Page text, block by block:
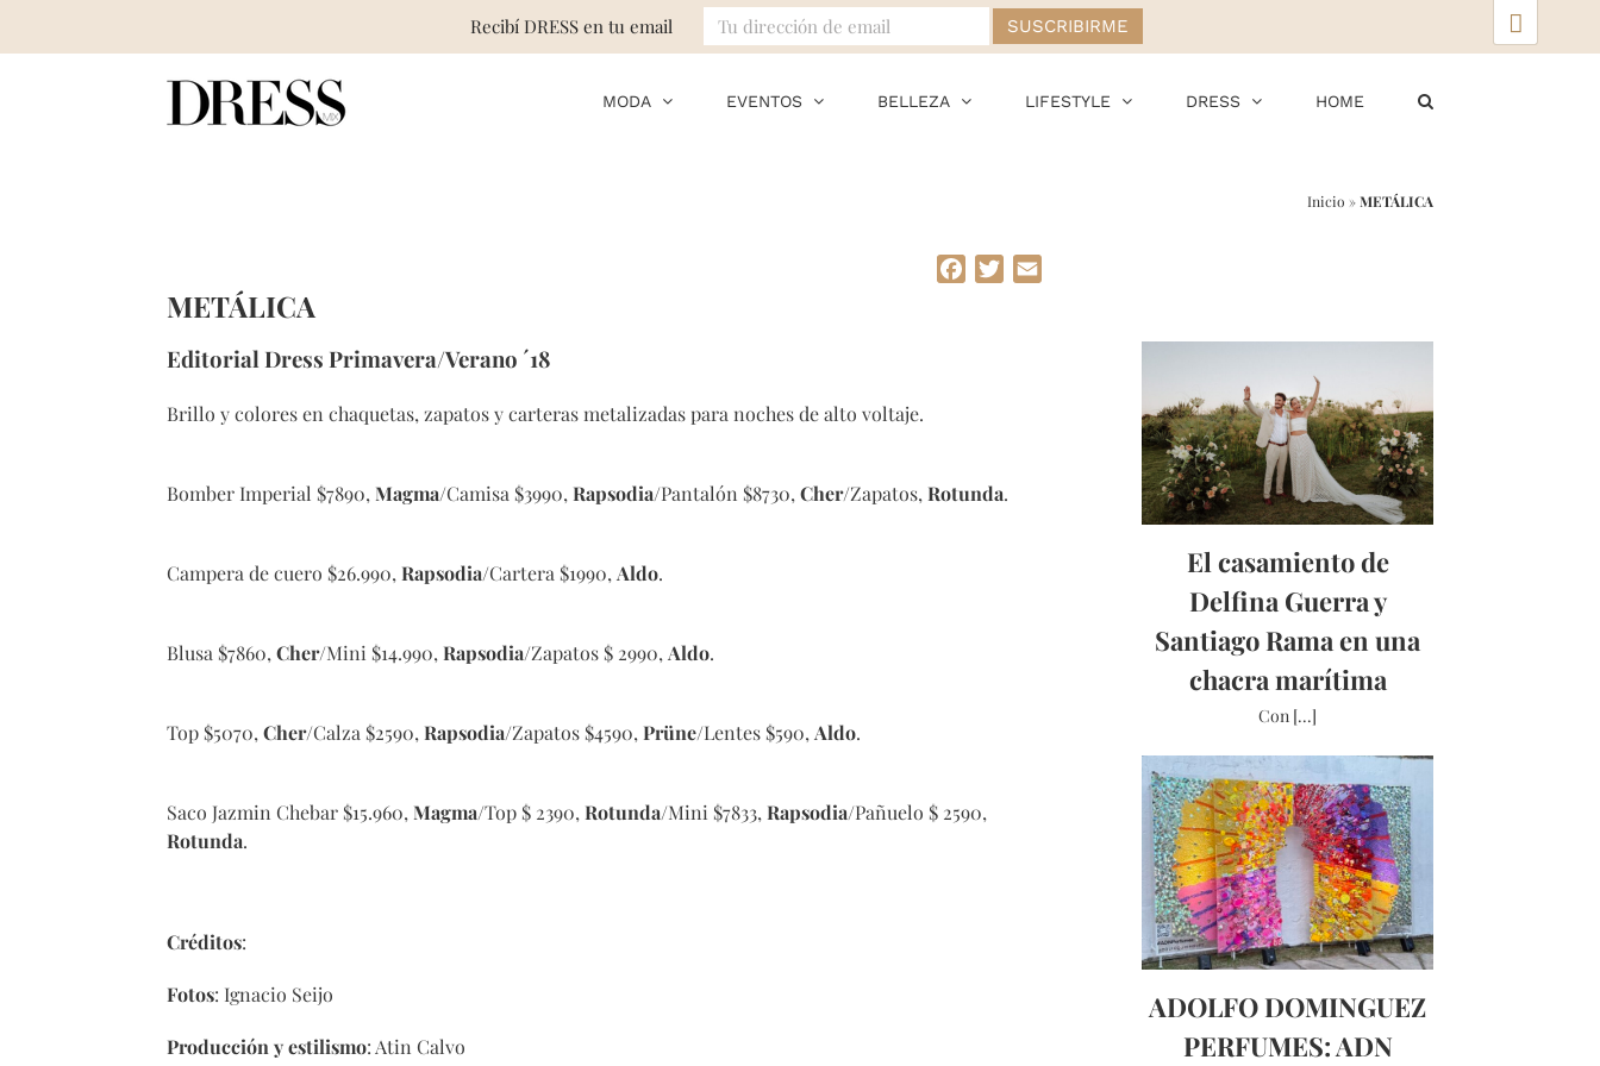
MODA EVENTOS BELLEZA LIFESTYLE DRESS HOME
Inicio »METÁLICA
Facebook
Twitter
METÁLICA
Editorial Dress Primavera/Verano ´18
Brillo y colores en chaquetas, zapatos y carteras metalizadas para noches de alto voltaje.
Bomber Imperial $7890, Magma/Camisa $3990, Rapsodia/Pantalón $8730, Cher/Zapatos, Rotunda.
Campera de cuero $26.990, Rapsodia/Cartera $1990, Aldo.
Blusa $7860, Cher/Mini $14.990, Rapsodia/Zapatos $ 2990, Aldo.
Top $5070, Cher/Calza $2590, Rapsodia/Zapatos $4590, Prüne/Lentes $590, Aldo.
Saco Jazmin Chebar $15.960, Magma/Top $ 2390, Rotunda/Mini $7833, Rapsodia/Pañuelo $ 2590,
Rotunda.
Créditos:
Fotos: Ignacio Seijo
Producción y estilismo: Atin Calvo
El casamiento de
Delfina Guerra y
Santiago Rama en una
chacra marítima
Con [...]
ADOLFO DOMINGUEZ
PERFUMES: ADN
Recibí DRESS en tu email